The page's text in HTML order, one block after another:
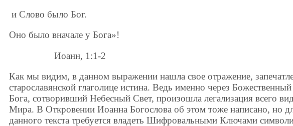
и Слово было Бог.
Оно было вначале у Бога»!
Иоанн, 1:1-2
Как мы видим, в данном выражении нашла свое отражение,
старославянской глаголице истина. Ведь именно через
Бога, сотворив­ший Небесный Свет, произошла легализация всего
Мира. В Откровении Иоанна Бого­слова об этом тоже написано, но
дан­ного текста требуется вла­деть Шифровальными Ключами